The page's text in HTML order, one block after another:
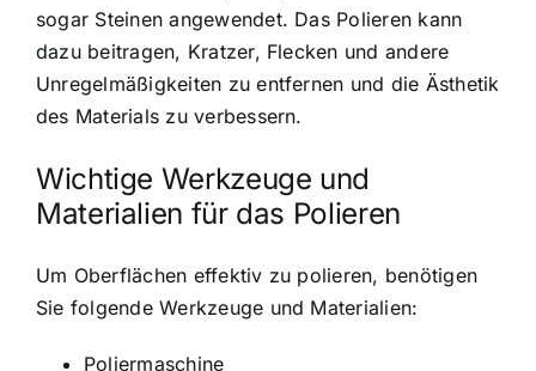
sogar Steinen angewendet. Das Polieren kann
dazu beitragen, Kratzer, Flecken und andere
Unregelmäßigkeiten zu entfernen und die Ästhetik
des Materials zu verbessern.
Wichtige Werkzeuge und
Materialien für das Polieren
Um Oberflächen effektiv zu polieren, benötigen
Sie folgende Werkzeuge und Materialien:
Poliermaschine